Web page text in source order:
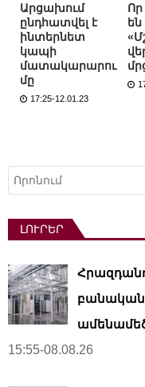
Արցախում
ընդհատվել է
ինտերնետ
կապի
մատակարարու
մը
17:25-12.01.23
են
Որոնել
ԼՈՒՐԵՐ
15:55-08.08.26